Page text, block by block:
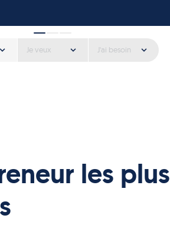
Je veux J'ai besoin
les plus